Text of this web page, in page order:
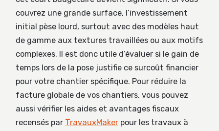
couvrez une grande surface, l’investissement
initial pèse lourd, surtout avec des modèles haut
de gamme aux textures travaillées ou aux motifs
complexes. Il est donc utile d’évaluer si le gain de
temps lors de la pose justifie ce surcoût financier
pour votre chantier spécifique. Pour réduire la
facture globale de vos chantiers, vous pouvez
aussi vérifier les aides et avantages fiscaux
recensés par TravauxMaker pour les travaux à